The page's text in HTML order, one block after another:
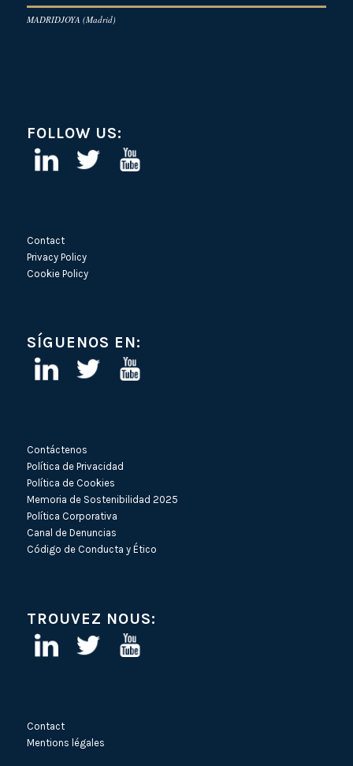
MADRIDJOYA (Madrid)
FOLLOW US:
Contact
Privacy Policy
Cookie Policy
SÍGUENOS EN:
Contáctenos
Política de Privacidad
Política de Cookies
Memoria de Sostenibilidad 2025
Política Corporativa
Canal de Denuncias
Código de Conducta y Ético
TROUVEZ NOUS:
Contact
Mentions légales